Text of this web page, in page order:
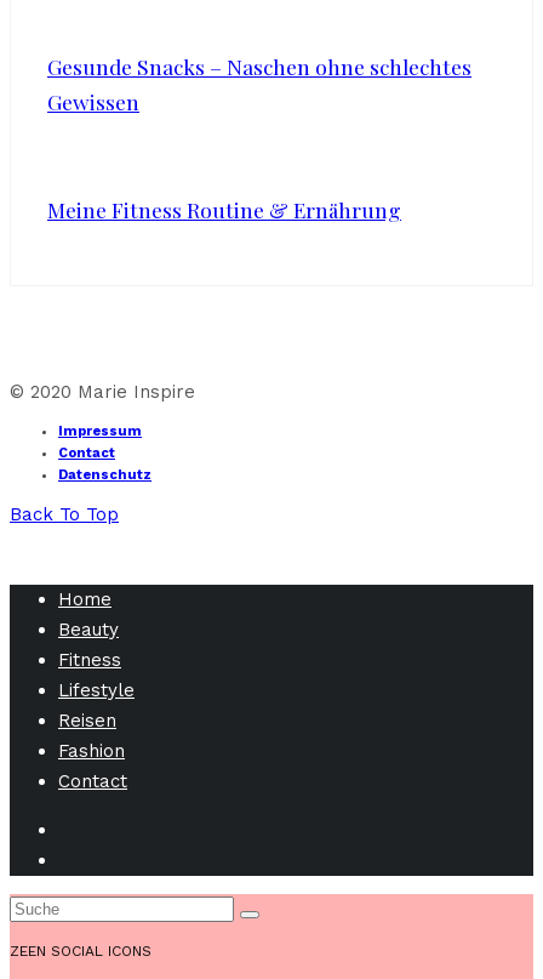
Gesunde Snacks – Naschen ohne schlechtes
Gewissen
Meine Fitness Routine & Ernährung
© 2020 Marie Inspire
Impressum
Contact
Datenschutz
Back To Top
Home
Beauty
Fitness
Lifestyle
Reisen
Fashion
Contact
ZEEN SOCIAL ICONS